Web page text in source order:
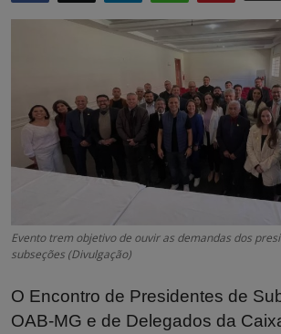
Evento trem objetivo de ouvir as demandas dos
subseções (Divulgação)
O Encontro de Presidentes de
OAB-MG e de Delegados da